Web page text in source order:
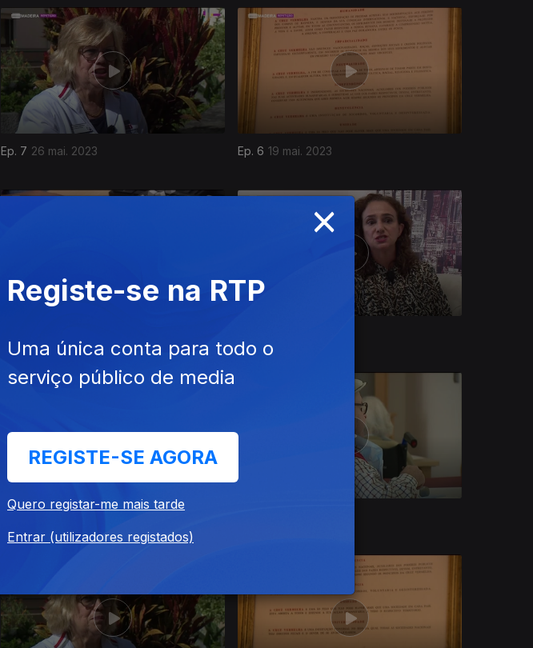
Ep. 7 26 mai. 2023 Ep. 6 19 mai. 2023
15 out. 2022
×
Registe-se na RTP
Uma única conta para todo o
serviço público de media
REGISTE-SE AGORA
Quero registar-me mais tarde
Entrar (utilizadores registados)